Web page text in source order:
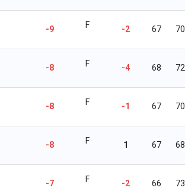
-9 F -2 67 70
-8 F -4 68 72
-8 F -1 67 70
-8 F 1 67 68
-7 F -2 66 73